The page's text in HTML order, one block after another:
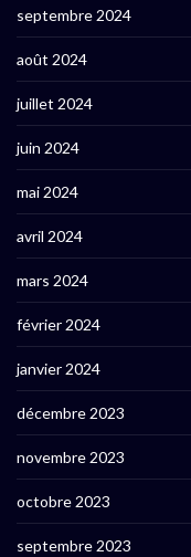
septembre 2024
août 2024
juillet 2024
juin 2024
mai 2024
avril 2024
mars 2024
février 2024
janvier 2024
décembre 2023
novembre 2023
octobre 2023
septembre 2023